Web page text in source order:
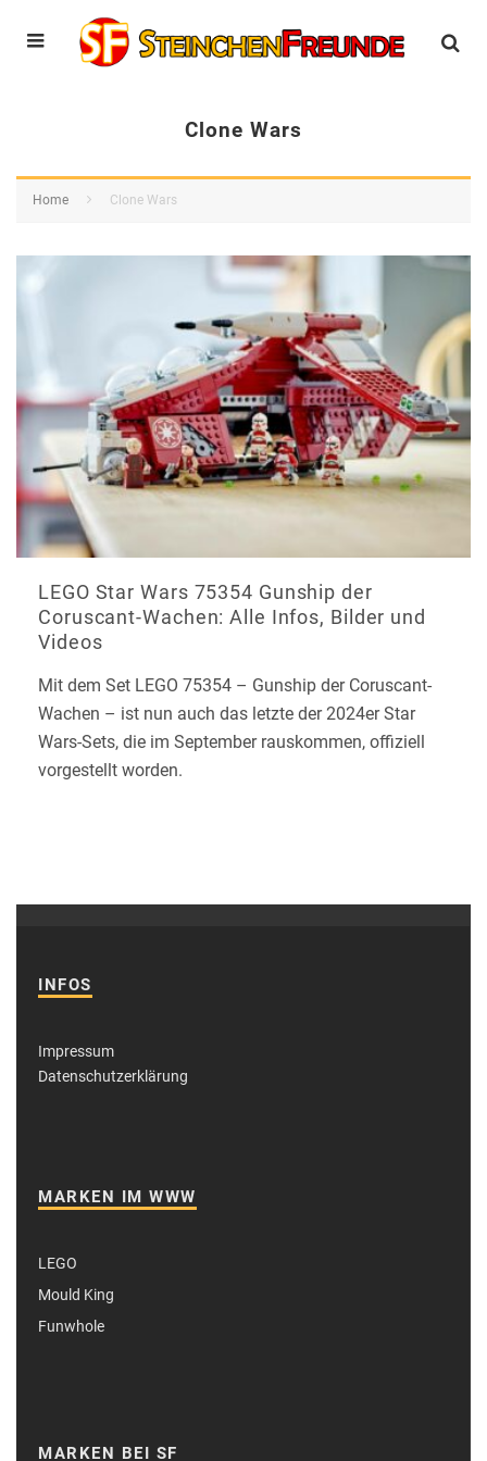
Clone Wars
Home Clone Wars
LEGO Star Wars 75354 Gunship der
Coruscant-Wachen: Alle Infos, Bilder und
Videos
Mit dem Set LEGO 75354 – Gunship der Coruscant-
Wachen – ist nun auch das letzte der 2024er Star
Wars-Sets, die im September rauskommen, offiziell
vorgestellt worden.
INFOS
Impressum
Datenschutzerklärung
MARKEN IM WWW
LEGO
Mould King
Funwhole
MARKEN BEI SF